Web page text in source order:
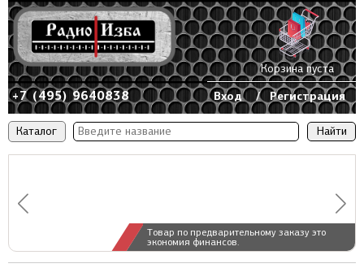
Каталог
Товар по предварительному заказу это
экономия финансов.
+7 (495) 9640838 Вход / Регистрация
Корзина пуста